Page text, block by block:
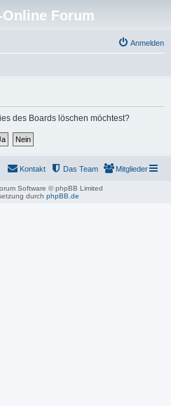
Forum
Anmelden
des Boards löschen möchtest?
Mitglieder
Das Team
Kontakt
Software © phpBB Limited
durch phpBB.de